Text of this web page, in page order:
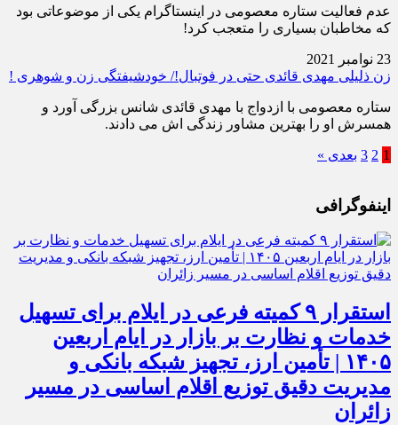
عدم فعالیت ستاره معصومی در اینستاگرام یکی از موضوعاتی بود
که مخاطبان بسیاری را متعجب کرد!
23 نوامبر 2021
زن ذلیلی مهدی قائدی حتی در فوتبال!/ خودشیفتگی زن و شوهری !
ستاره معصومی با ازدواج با مهدی قائدی شانس بزرگی آورد و
همسرش او را بهترین مشاور زندگی اش می دادند.
1
2
3 بعدی »
اینفوگرافی
استقرار ۹ کمیته فرعی در ایلام برای تسهیل
خدمات و نظارت بر بازار در ایام اربعین
۱۴۰۵ | تأمین ارز، تجهیز شبکه بانکی و
مدیریت دقیق توزیع اقلام اساسی در مسیر
زائران